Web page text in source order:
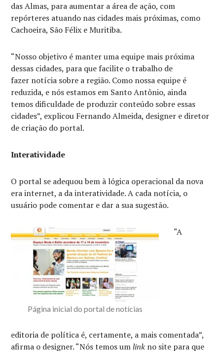
das Almas, para aumentar a área de ação, com
repórteres atuando nas cidades mais próximas, como
Cachoeira, São Félix e Muritiba.
“Nosso objetivo é manter uma equipe mais próxima
dessas cidades, para que facilite o trabalho de
fazer notícia sobre a região. Como nossa equipe é
reduzida, e nós estamos em Santo Antônio, ainda
temos dificuldade de produzir conteúdo sobre essas
cidades”, explicou Fernando Almeida, designer e diretor
de criação do portal.
Interatividade
O portal se adequou bem à lógica operacional da nova
era internet, a da interatividade. A cada notícia, o
usuário pode comentar e dar a sua sugestão.
Página inicial do portal de notícias
“A
editoria de política é, certamente, a mais comentada”,
afirma o designer. “Nós temos umlink no site para que